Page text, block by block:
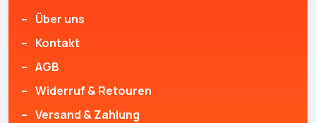
Über uns
Kontakt
AGB
Widerruf & Retouren
Versand & Zahlung